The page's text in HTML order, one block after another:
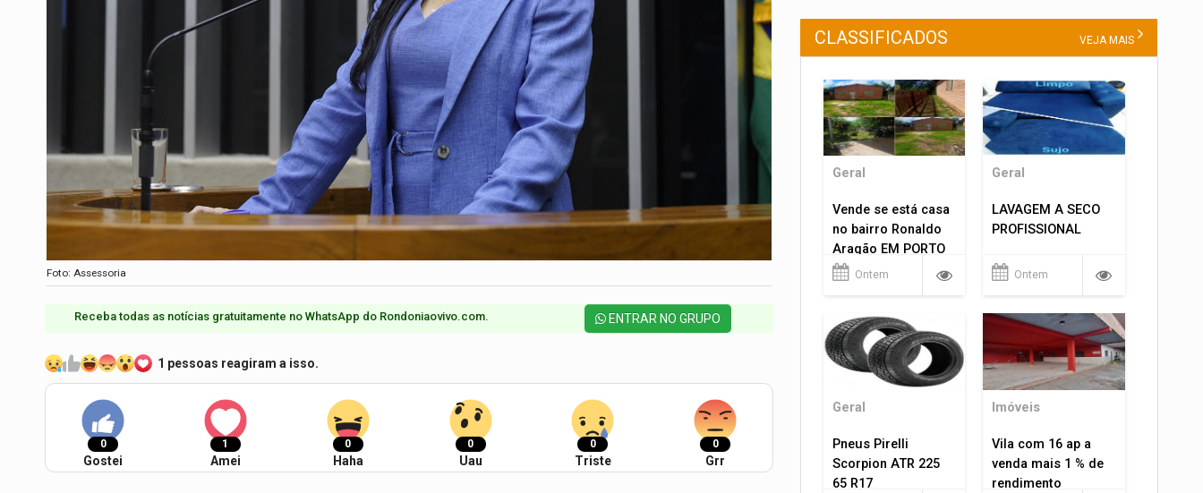
Foto: Assessoria
Receba todas as notícias gratuitamente no WhatsApp do Rondoniaovivo.com.​ ENTRAR NO GRUPO
1 pessoas reagiram a isso.
0
Gostei
1
Amei
0
Haha
0
Uau
0
Triste
0
Grr
CLASSIFICADOS VEJA MAIS
Geral
Vende se está casa
no bairro Ronaldo
Aragão EM PORTO
VELHO RO.
Ontem
Geral
LAVAGEM A SECO
PROFISSIONAL
Ontem
Geral
Pneus Pirelli
Scorpion ATR 225
65 R17
Imóveis
Vila com 16 ap a
venda mais 1 % de
rendimento